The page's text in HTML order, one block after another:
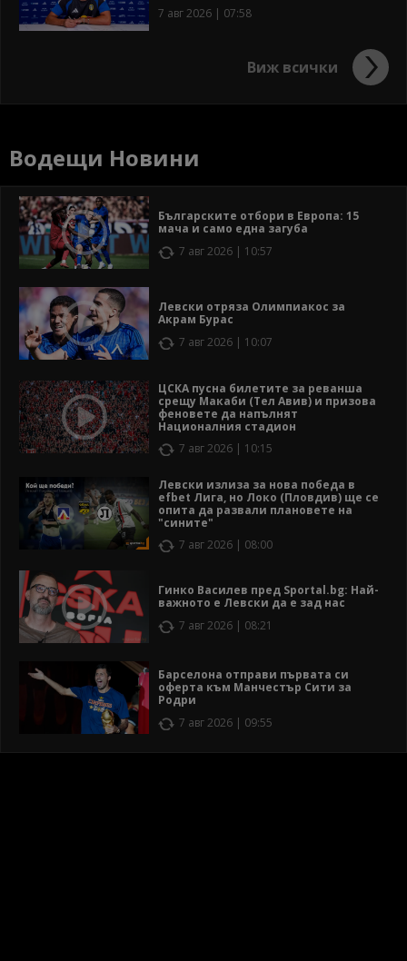
7 авг 2026 | 07:58
Виж всички
Водещи Новини
Българските отбори в Европа: 15
мача и само една загуба
7 авг 2026 | 10:57
Левски отряза Олимпиакос за
Акрам Бурас
7 авг 2026 | 10:07
ЦСКА пусна билетите за реванша
срещу Макаби (Тел Авив) и призова
феновете да напълнят
Националния стадион
7 авг 2026 | 10:15
Левски излиза за нова победа в
efbet Лига, но Локо (Пловдив) ще се
опита да развали плановете на
"сините"
7 авг 2026 | 08:00
Гинко Василев пред Sportal.bg: Най-
важното е Левски да е зад нас
7 авг 2026 | 08:21
Барселона отправи първата си
оферта към Манчестър Сити за
Родри
7 авг 2026 | 09:55